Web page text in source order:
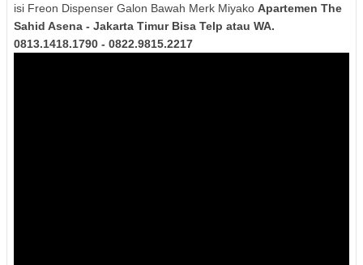
isi Freon Dispenser Galon Bawah Merk Miyako Apartemen The
Sahid Asena - Jakarta Timur Bisa Telp atau WA.
0813.1418.1790 - 0822.9815.2217